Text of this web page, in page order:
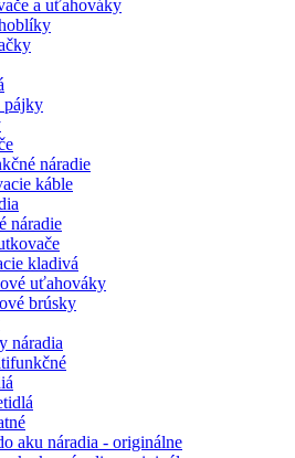
a uťahováky
pájky
náradie
káble
náradie
kladivá
uťahováky
brúsky
náradia
aku náradia - originálne